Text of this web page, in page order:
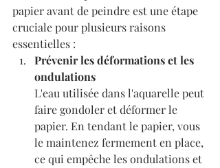
papier avant de peindre est une étape
cruciale pour plusieurs raisons
essentielles :
Prévenir les déformations et les
ondulations
L'eau utilisée dans l'aquarelle peut
faire gondoler et déformer le
papier. En tendant le papier, vous
le maintenez fermement en place,
ce qui empêche les ondulations et